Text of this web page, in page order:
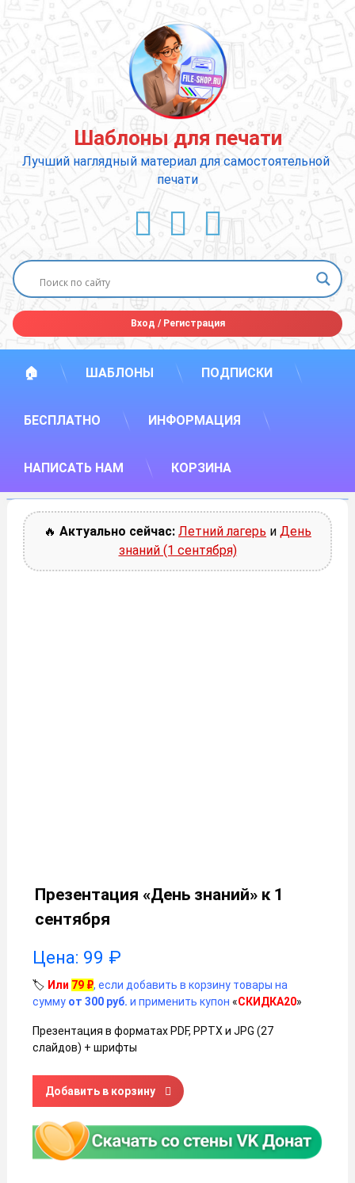
содержимому
Шаблоны для печати
Лучший наглядный материал для самостоятельной
печати
ВКонтакте
YouTube
E-mail
Вход /Регистрация
🏠 ШАБЛОНЫ ПОДПИСКИ
БЕСПЛАТНО ИНФОРМАЦИЯ
НАПИСАТЬ НАМ КОРЗИНА
🔥 Актуально сейчас: Летний лагерь и День
знаний (1 сентября)
Презентация «День знаний» к 1
сентября
Цена: 99 ₽
🏷️ Или 79 ₽, если добавить в корзину товары на
сумму от 300 руб. и применить купон «СКИДКА20»
Презентация в форматах PDF, PPTX и JPG (27
слайдов) + шрифты
Количество товара Презентация «День знаний» к 1
Добавить в корзину